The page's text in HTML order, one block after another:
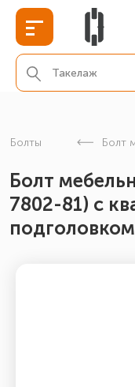
Болты Болт
Болт
7802-81) с